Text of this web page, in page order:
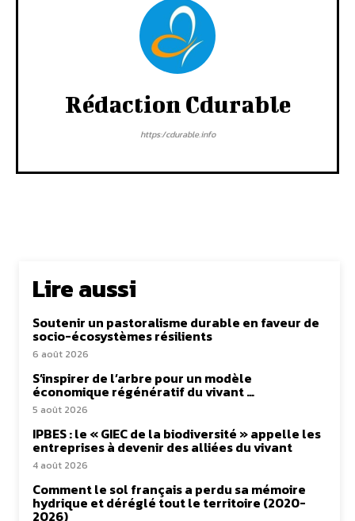
Rédaction Cdurable
https:/cdurable.info
Lire aussi
Soutenir un pastoralisme durable en faveur de
socio-écosystèmes résilients
6 août 2026
S’inspirer de l’arbre pour un modèle
économique régénératif du vivant …
5 août 2026
IPBES : le « GIEC de la biodiversité » appelle les
entreprises à devenir des alliées du vivant
4 août 2026
Comment le sol français a perdu sa mémoire
hydrique et déréglé tout le territoire (2020-
2026)